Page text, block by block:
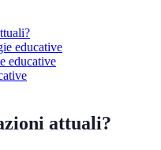
educative
educative
attuali?